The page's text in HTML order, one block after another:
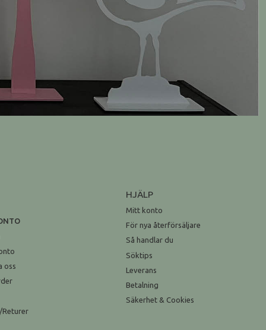
oss
HJÄLP
Mitt konto
För nya återförsäljare
Så handlar du
Söktips
Leverans
Betalning
Säkerhet & Cookies